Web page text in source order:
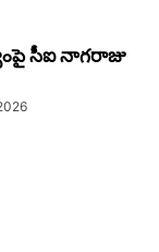
సీఐ నాగరాజు